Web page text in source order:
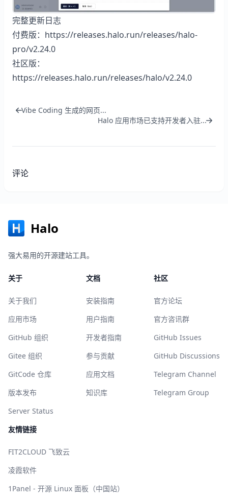
完整更新日志
付费版： https://releases.halo.run/releases/halo-
pro/v2.24.0
社区版：
https://releases.halo.run/releases/halo/v2.24.0
Vibe Coding 生成的网页...
Halo 应用市场已支持开发者入驻...
评论
Halo
强大易用的开源建站工具。
关于
关于我们
应用市场
GitHub 组织
Gitee 组织
GitCode 仓库
版本发布
Server Status
文档
安装指南
用户指南
开发者指南
参与贡献
应用文档
知识库
社区
官方论坛
官方咨讯群
GitHub Issues
GitHub Discussions
Telegram Channel
Telegram Group
友情链接
FIT2CLOUD 飞致云
凌霞软件
1Panel - 开源 Linux 面板（中国站）